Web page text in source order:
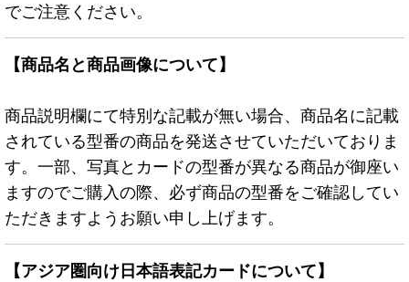
でご注意ください。
【商品名と商品画像について】
商品説明欄にて特別な記載が無い場合、商品名に記載
されている型番の商品を発送させていただいておりま
す。一部、写真とカードの型番が異なる商品が御座い
ますのでご購入の際、必ず商品の型番をご確認してい
ただきますようお願い申し上げます。
【アジア圏向け日本語表記カードについて】